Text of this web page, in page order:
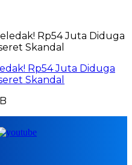
Rp54 Juta Diduga
Skandal